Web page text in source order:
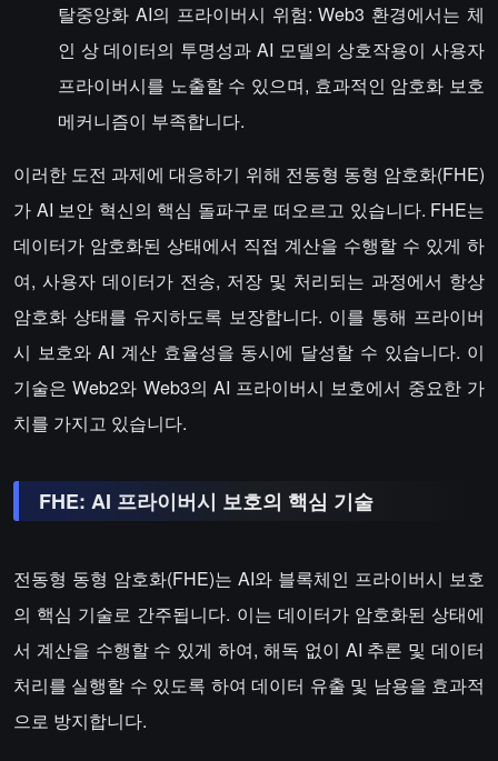
탈중앙화 AI의 프라이버시 위험: Web3 환경에서는 체
인 상 데이터의 투명성과 AI 모델의 상호작용이 사용자
프라이버시를 노출할 수 있으며, 효과적인 암호화 보호
메커니즘이 부족합니다.
이러한 도전 과제에 대응하기 위해 전동형 동형 암호화(FHE)
가 AI 보안 혁신의 핵심 돌파구로 떠오르고 있습니다. FHE는
데이터가 암호화된 상태에서 직접 계산을 수행할 수 있게 하
여, 사용자 데이터가 전송, 저장 및 처리되는 과정에서 항상
암호화 상태를 유지하도록 보장합니다. 이를 통해 프라이버
시 보호와 AI 계산 효율성을 동시에 달성할 수 있습니다. 이
기술은 Web2와 Web3의 AI 프라이버시 보호에서 중요한 가
치를 가지고 있습니다.
FHE: AI 프라이버시 보호의 핵심 기술
전동형 동형 암호화(FHE)는 AI와 블록체인 프라이버시 보호
의 핵심 기술로 간주됩니다. 이는 데이터가 암호화된 상태에
서 계산을 수행할 수 있게 하여, 해독 없이 AI 추론 및 데이터
처리를 실행할 수 있도록 하여 데이터 유출 및 남용을 효과적
으로 방지합니다.